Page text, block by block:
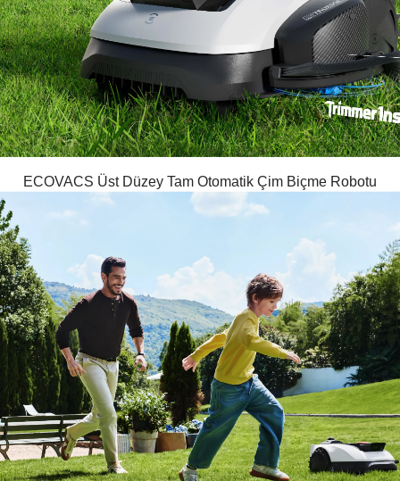
ECOVACS Üst Düzey Tam Otomatik Çim Biçme Robotu